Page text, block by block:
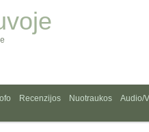
Recenzijos Nuotraukos
Audio/